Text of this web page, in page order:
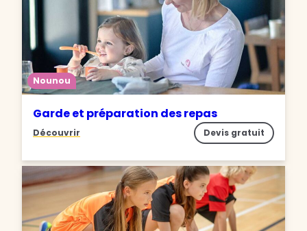
Nounou
Garde et préparation des repas
Découvrir Devis gratuit